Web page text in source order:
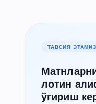
ТАВСИЯ ЭТАМИЗ
лотин
ўгириш